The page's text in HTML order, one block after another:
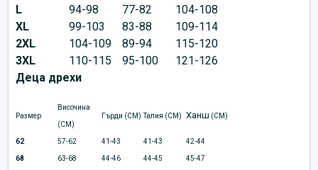
L
94-98 77-82
104-108
XL
99-103 83-88
109-114
2XL
104-109 89-94
115-120
3XL
110-115 95-100
121-126
Деца дрехи
Размер
Височина
(CM)
Гърди (CM) Талия (CM) Ханш (CM)
62 57-62 41-43 41-43 42-44
68 63-68 44-46 44-45 45-47